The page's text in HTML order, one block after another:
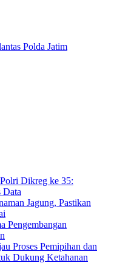
Polda Jatim
Dikreg ke 35:
Data
Jagung, Pastikan
Pengembangan
Proses Pemipihan dan
Dukung Ketahanan